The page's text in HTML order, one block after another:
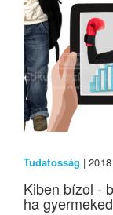
Tudatosság |
Kiben bízol -
ha